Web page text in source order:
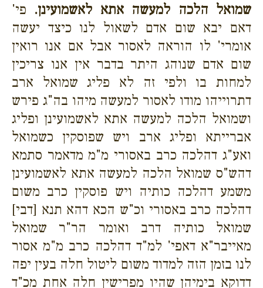
שמואל הלכה למעשה אתא לאשמועינן. פי'
דאם יבא שום אדם לשאול לנו כיצד יעשה
אומרי' לו הוראה לאסור אבל אם אנו רואין
שום אדם שנוהג היתר בדבר אין אנו צריכין
למחות בו ולפי זה לא פליג שמואל ארב
דתרוייהו מודו לאסור למעשה מיהו בה"ג פירש
ושמואל הלכה למעשה אתא לאשמועינן ופליג
אברייתא ופליג ארב ויש שפוסקין כשמואל
ואע"ג דהלכה כרב באסורי מ"מ מדאמר סתמא
דהש"ס שמואל הלכה למעשה אתא לאשמועינן
משמע דהלכה כותיה ויש פוסקין כרב משום
דהלכה כרב באסורי וכ"ש הכא דהא תנא [דבי]
שמואל כותיה דרב ואומר הר"ר שמואל
מאייבר"א דאפי' למ"ד דהלכה כרב מ"מ אסור
לנו בזמן הזה למדוד משום ליטול חלה בעין יפה
דדוקא בימיהן שהיו מפרישין חלה אחת מכ"ד